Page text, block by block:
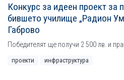
Конкурс за идеен проект за
бившето училище „Радион
Габрово
Победителят ще получи 2 500 лв. и
проекти инфраструктура